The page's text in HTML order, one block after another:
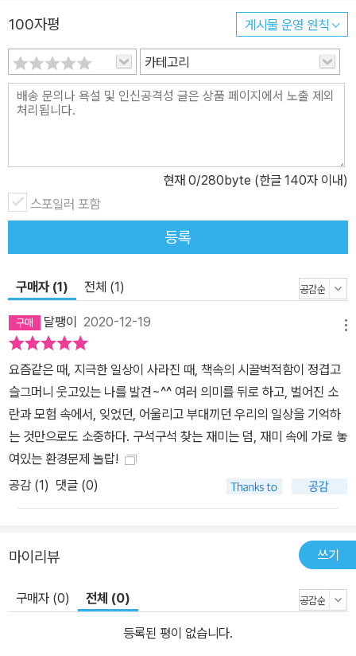
고 있는 것이다. 게다가 줄줄 녹고 있는 커다란 얼음덩이를 타고 막 도
착하는 흰곰들도 있었다. 꿀벌 통을 뒤집어쓰고 길을 잃을 뻔하는 등
우여곡절을 겪지만, 퐁퐁은 이 흰곰들과 함께 돌아와 다 같이 잔치 준
비를 하고 흰곰들을 위한 녹지 않는 집도 짓는다. 동생을 돌봐야 하는
퐁퐁의 마음고생, 몸 고생은 새 친구들과 함께 잔치를 준비하고 함께
숲을 공유하고 함께 살 방법을 찾는 퐁퐁의 태도는 이민자를 대하는
우리의 태도를 돌아보게 한다. 작가는 어린 곰들을 통해 편견과 차별
없는 열린 태도와 나눔의 가치를 보여 준다. 유쾌하게 책을 즐기고 난
뒤, 흰곰들은 어디에서 왔을까 질문하며 환경과 난민 문제, 공유와 공
야기 속 주인공들을 찾아보자 작가 벵자맹 쇼는 이번 책에서도 화려
하고 아기자기한 그림 속에 재미있는 이야깃거리를 재치 있게 숨겨
놓았다. 먼저, 돌보아야 할 동생이 사라졌으니 얼마나 놀랐겠는가. 하
지만 걱정할 필요가 없다. 동생이 오렌지색 물감을 뚝뚝 흘리고 갔기
때문인데, 이는 옛이야기 <헨젤과 그레텔>을 떠오르게 한다. 또 숲
곳곳에서 <라푼젤>, <빨간 모자>, <하멜른의 피리 부는 사나이> 등
옛이야기 주인공들을 만날 수 있고, 작가의 다른 작품에 나오는 등장
인물들도 발견하게 된다. 만약 <땡땡의 모험>이라는 만화를 좋아하
는 독자라면 주인공 밀루를 발견하고 매우 기쁠 것이다. 그림 구석구
석을 살펴보며 이야기 속의 이야기를 찾아내는 즐거움을 놓치지 말
자. 자세히 보아야 보이는 것들이 발견해 주길 기다리고 있으니 말이
100자평 게시물 운영 원칙
카테고리
현재 0/280byte (한글 140자 이내)
스포일러 포함
등록
구매자 (1) 전체 (1)
달팽이 2020-12-19
요즘같은 때, 지극한 일상이 사라진 때, 책속의 시끌벅적함이 정겹고
슬그머니 웃고있는 나를 발견~^^ 여러 의미를 뒤로 하고, 벌어진 소
란과 모험 속에서, 잊었던, 어울리고 부대끼던 우리의 일상을 기억하
는 것만으로도 소중하다. 구석구석 찾는 재미는 덤, 재미 속에 가로 놓
여있는 환경문제 놀랍!
공감 (1) 댓글 (0)
마이리뷰 쓰기
구매자 (0) 전체 (0)
등록된 평이 없습니다.